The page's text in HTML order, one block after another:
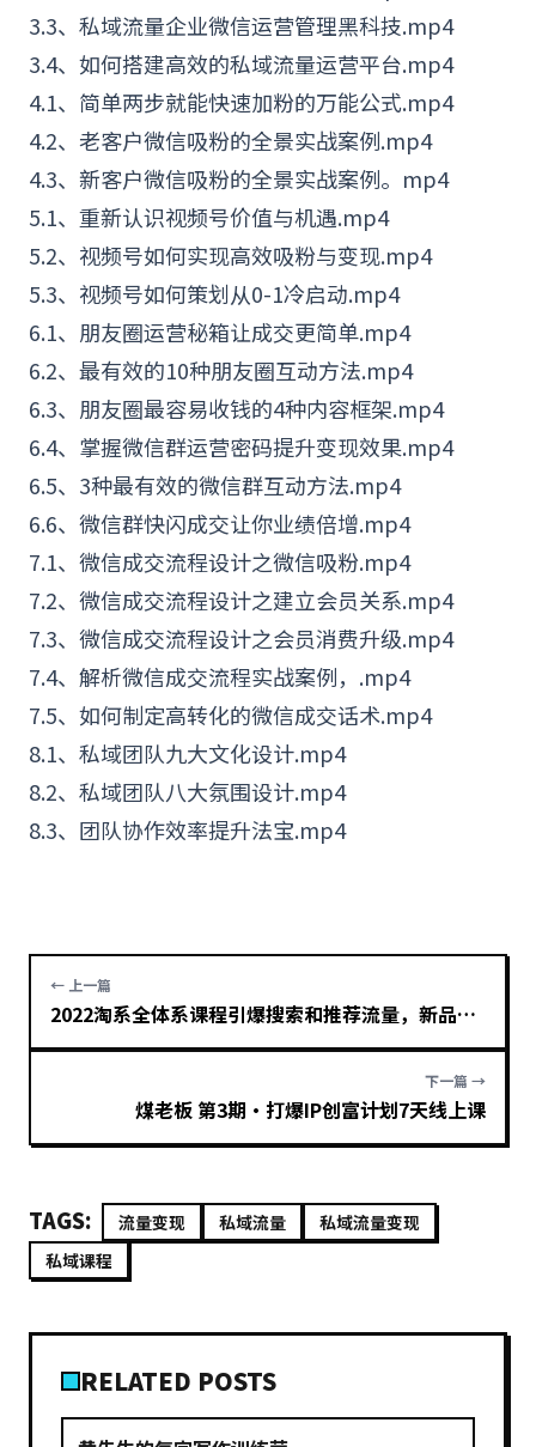
3.3、私域流量企业微信运营管理黑科技.mp4
3.4、如何搭建高效的私域流量运营平台.mp4
4.1、简单两步就能快速加粉的万能公式.mp4
4.2、老客户微信吸粉的全景实战案例.mp4
4.3、新客户微信吸粉的全景实战案例。mp4
5.1、重新认识视频号价值与机遇.mp4
5.2、视频号如何实现高效吸粉与变现.mp4
5.3、视频号如何策划从0-1冷启动.mp4
6.1、朋友圈运营秘箱让成交更简单.mp4
6.2、最有效的10种朋友圈互动方法.mp4
6.3、朋友圈最容易收钱的4种内容框架.mp4
6.4、掌握微信群运营密码提升变现效果.mp4
6.5、3种最有效的微信群互动方法.mp4
6.6、微信群快闪成交让你业绩倍增.mp4
7.1、微信成交流程设计之微信吸粉.mp4
7.2、微信成交流程设计之建立会员关系.mp4
7.3、微信成交流程设计之会员消费升级.mp4
7.4、解析微信成交流程实战案例，.mp4
7.5、如何制定高转化的微信成交话术.mp4
8.1、私域团队九大文化设计.mp4
8.2、私域团队八大氛围设计.mp4
8.3、团队协作效率提升法宝.mp4
← 上一篇
2022淘系全体系课程引爆搜索和推荐流量，新品上架拉爆搜索
下一篇 →
煤老板 第3期·打爆IP创富计划7天线上课
TAGS: 流量变现 私域流量
私域流量变现
私域课程
RELATED POSTS